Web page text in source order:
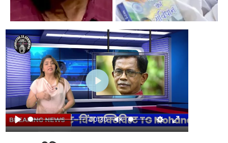
Play
00:30
Unmute Settings
Enter
Play